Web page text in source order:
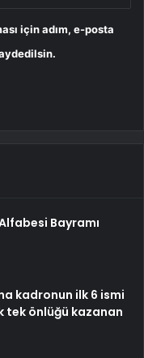
için adım, e-posta
Bayramı
kadronun ilk 6 ismi
tek önlüğü kazanan